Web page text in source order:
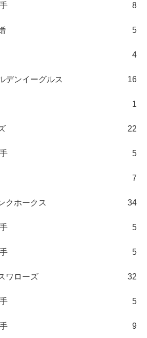
8
5
4
デンイーグルス 16
1
22
5
7
クホークス 34
5
5
ワローズ 32
5
9